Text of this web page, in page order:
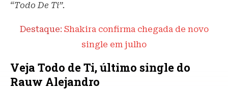
“Todo De Ti”.
Destaque: Shakira confirma chegada de novo
single em julho
Veja Todo de Ti, último single do
Rauw Alejandro